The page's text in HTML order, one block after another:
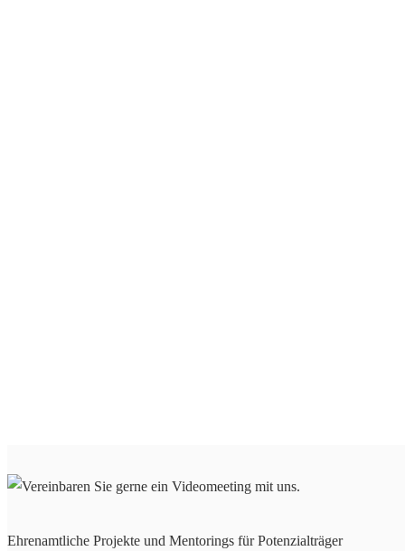
Ehrenamtliche Projekte und Mentorings für Potenzialträger